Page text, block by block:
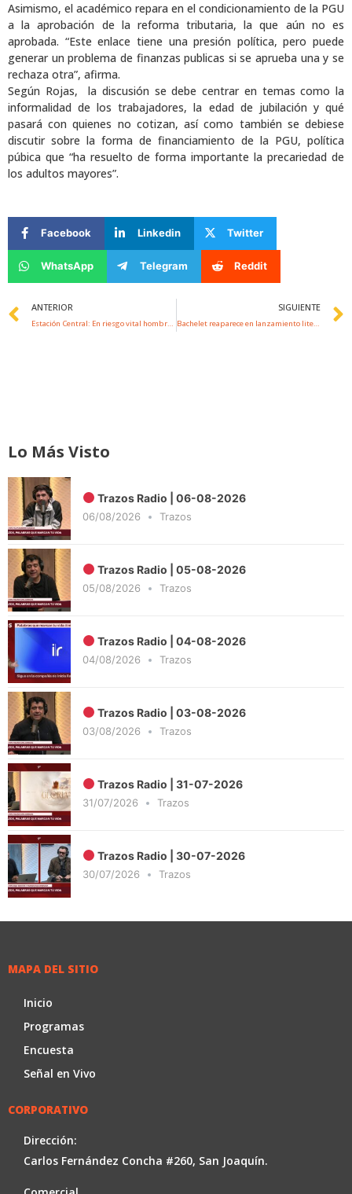
Asimismo, el académico repara en el condicionamiento de la PGU
a la aprobación de la reforma tributaria, la que aún no es
aprobada. “Este enlace tiene una presión política, pero puede
generar un problema de finanzas publicas si se aprueba una y se
rechaza otra”, afirma.
Según Rojas, la discusión se debe centrar en temas como la
informalidad de los trabajadores, la edad de jubilación y qué
pasará con quienes no cotizan, así como también se debiese
discutir sobre la forma de financiamiento de la PGU, política
púbica que “ha resuelto de forma importante la precariedad de
los adultos mayores”.
Facebook Linkedin Twitter
WhatsApp Telegram Reddit
Prev
ANTERIOR
Estación Central: En riesgo vital hombre que fue baleado en su vehículo y luego volcó
SIGUIENTE
Bachelet reaparece en lanzamiento literario: «Estoy en Chile, en forma definitiva, para asentarme en mi tierra»
Lo Más Visto
Trazos Radio | 06-08-2026
06/08/2026 Trazos
Trazos Radio | 05-08-2026
05/08/2026 Trazos
Trazos Radio | 04-08-2026
04/08/2026 Trazos
Trazos Radio | 03-08-2026
03/08/2026 Trazos
Trazos Radio | 31-07-2026
31/07/2026 Trazos
Trazos Radio | 30-07-2026
30/07/2026 Trazos
MAPA DEL SITIO
Inicio
Programas
Encuesta
Señal en Vivo
CORPORATIVO
Dirección:
Carlos Fernández Concha #260, San Joaquín.